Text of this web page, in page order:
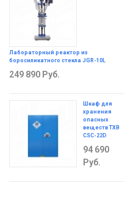
Лабораторный реактор из
боросиликатного стекла JGR-10L
249 890 Руб.
Шкаф для
хранения
опасных
веществ ТХВ
CSC-22D
94 690
Руб.